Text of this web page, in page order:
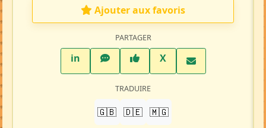
Ajouter aux favoris
PARTAGER
inLinkedInWhatsAppFacebook
XTwitter X
TRADUIRE
🇬🇧 🇩🇪 🇲🇬